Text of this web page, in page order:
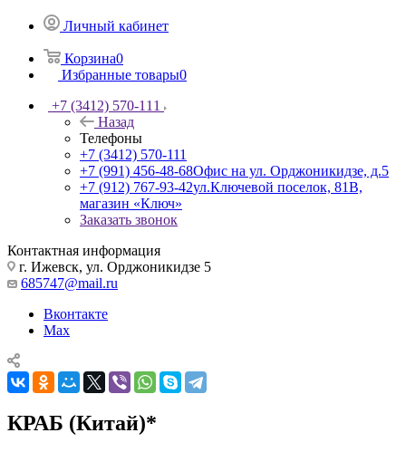
Личный кабинет
Корзина0
Избранные товары0
+7 (3412) 570-111
Назад
Телефоны
+7 (3412) 570-111
+7 (991) 456-48-68Офис на ул. Орджоникидзе, д.5
+7 (912) 767-93-42ул.Ключевой поселок, 81В,
магазин «Ключ»
Заказать звонок
Контактная информация
г. Ижевск, ул. Орджоникидзе 5
685747@mail.ru
Вконтакте
Max
КРАБ (Китай)*